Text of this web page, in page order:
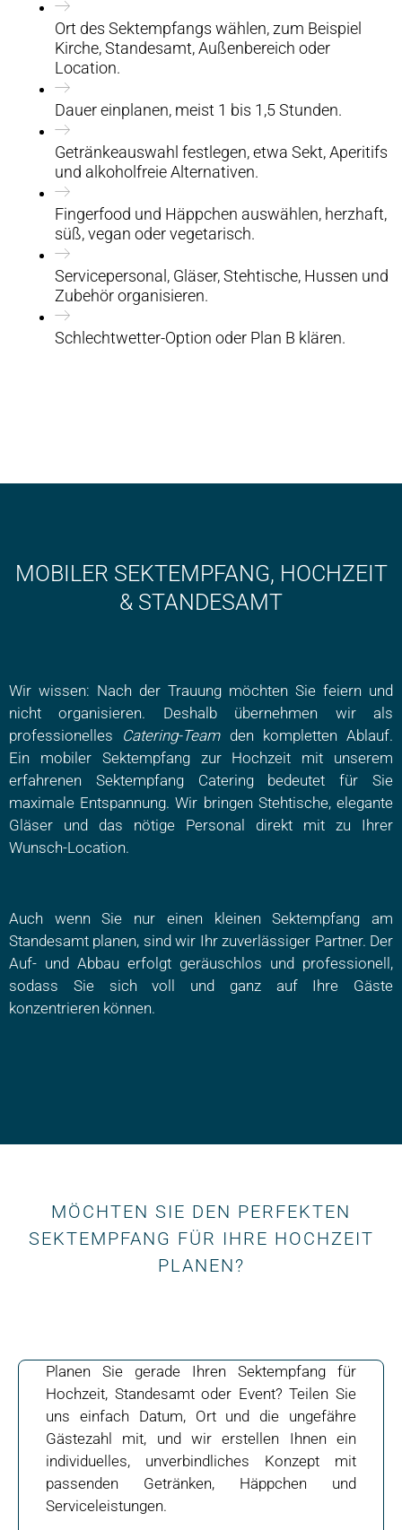
Ort des Sektempfangs wählen, zum Beispiel
Kirche, Standesamt, Außenbereich oder
Location.
Dauer einplanen, meist 1 bis 1,5 Stunden.
Getränkeauswahl festlegen, etwa Sekt, Aperitifs
und alkoholfreie Alternativen.
Fingerfood und Häppchen auswählen, herzhaft,
süß, vegan oder vegetarisch.
Servicepersonal, Gläser, Stehtische, Hussen und
Zubehör organisieren.
Schlechtwetter-Option oder Plan B klären.
MOBILER SEKTEMPFANG, HOCHZEIT
& STANDESAMT
Wir wissen: Nach der Trauung möchten Sie feiern und
nicht organisieren. Deshalb übernehmen wir als
professionelles Catering-Teamden kompletten Ablauf.
Ein mobiler Sektempfang zur Hochzeit mit unserem
erfahrenen Sektempfang Catering bedeutet für Sie
maximale Entspannung. Wir bringen Stehtische, elegante
Gläser und das nötige Personal direkt mit zu Ihrer
Wunsch-Location.
Auch wenn Sie nur einen kleinen Sektempfang am
Standesamt planen, sind wir Ihr zuverlässiger Partner. Der
Auf- und Abbau erfolgt geräuschlos und professionell,
sodass Sie sich voll und ganz auf Ihre Gäste
konzentrieren können.
MÖCHTEN SIE DEN PERFEKTEN
SEKTEMPFANG FÜR IHRE HOCHZEIT
PLANEN?
Planen Sie gerade Ihren Sektempfang für
Hochzeit, Standesamt oder Event? Teilen Sie
uns einfach Datum, Ort und die ungefähre
Gästezahl mit, und wir erstellen Ihnen ein
individuelles, unverbindliches Konzept mit
passenden Getränken, Häppchen und
Serviceleistungen.